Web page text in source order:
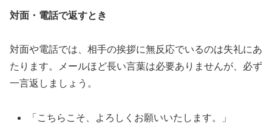
対面・電話で返すとき
対面や電話では、相手の挨拶に無反応でいるのは失礼にあ
たります。メールほど長い言葉は必要ありませんが、必ず
一言返しましょう。
「こちらこそ、よろしくお願いいたします。」